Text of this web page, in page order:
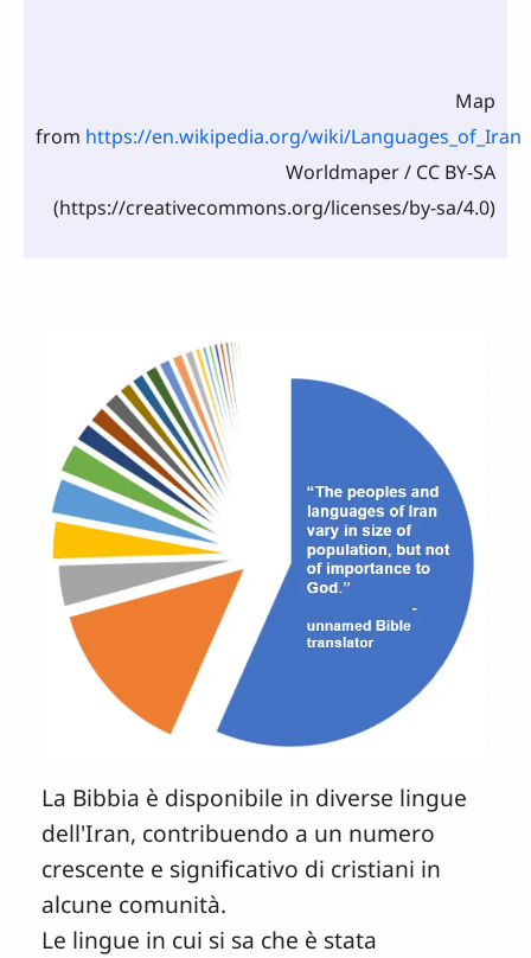
Map
from https://en.wikipedia.org/wiki/Languages_of_Iran
Worldmaper / CC BY-SA
(https://creativecommons.org/licenses/by-sa/4.0)
La Bibbia è disponibile in diverse lingue
dell'Iran, contribuendo a un numero
crescente e significativo di cristiani in
alcune comunità.
Le lingue in cui si sa che è stata